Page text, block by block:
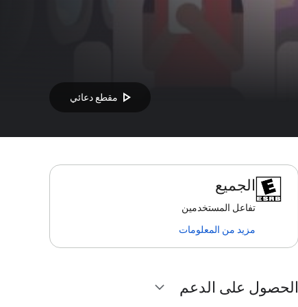
play_arrow مقطع دعائي
الجميع
تفاعل المستخدمين
مزيد من المعلومات
الحصول على الدعم expand_more